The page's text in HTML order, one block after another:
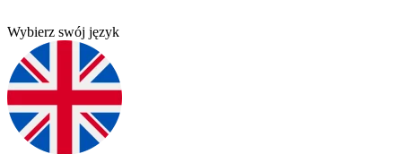
Wybierz swój język